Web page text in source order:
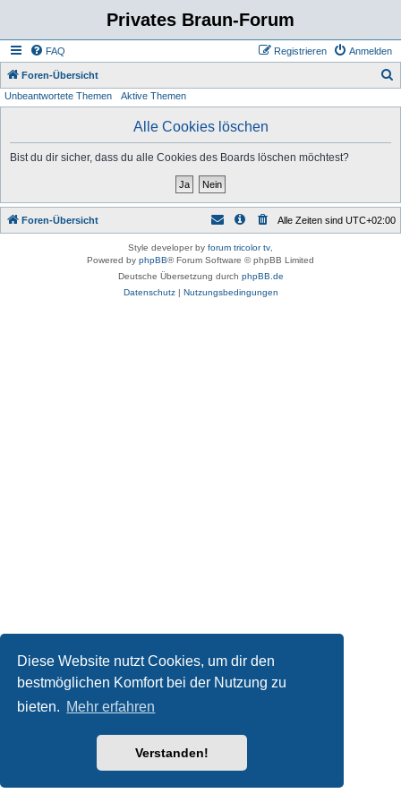
Diese Website nutzt Cookies, um dir den
bestmöglichen Komfort bei der Nutzung zu
bieten. Mehr erfahren
Verstanden!
Privates Braun-Forum
FAQ Anmelden
Registrieren
Foren-Übersicht
Unbeantwortete Themen Aktive Themen
Alle Cookies löschen
Bist du dir sicher, dass du alle Cookies des Boards löschen möchtest?
Foren-Übersicht Alle Zeiten sind UTC+02:00
Style developer by forum tricolor tv
Powered by phpBB® Forum Software © phpBB Limited
Deutsche Übersetzung durch phpBB.de
Datenschutz| Nutzungsbedingungen